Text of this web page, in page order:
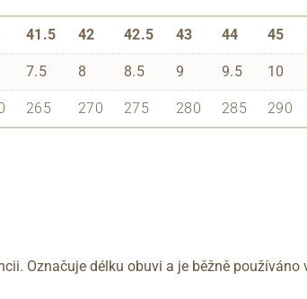
41.5 42 42.5 43 44 45
7.5 8 8.5 9 9.5 10
265 270 275 280 285 290
Označuje délku obuvi a je běžně používáno